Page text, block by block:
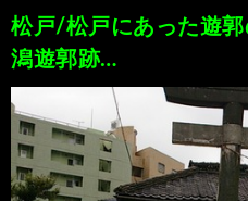
松戸/松戸にあった遊
潟遊郭跡…